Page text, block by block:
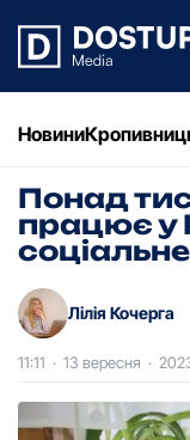
Новини
Понад
працює у
Лілія Кочерга
11:11 · 13 вересня ·